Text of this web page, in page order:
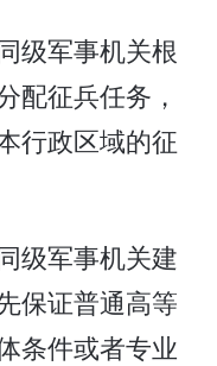
级军事机关根
配征兵任务，
行政区域的征
级军事机关建
保证普通高等
条件或者专业